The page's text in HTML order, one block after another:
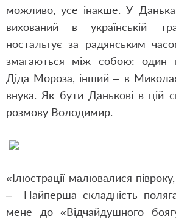
можливо, усе інакше. У Данька
вихований в українській
ностальгує за радянським
змагаються між собою: один
Діда Мороза, інший – в
внука. Як бути Данькові в цій
розмову Володимир.
«Ілюстрації малювалися
– Найперша складність
мене до «Відчайдушного